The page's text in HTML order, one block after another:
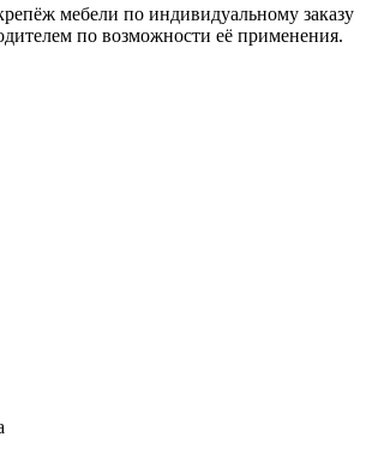
мебели по индивидуальному заказу
по возможности её применения.